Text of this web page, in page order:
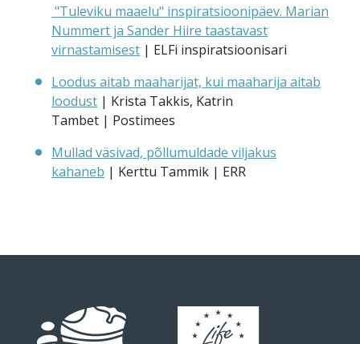
"Tuleviku maaelu" inspiratsioonipäev. Marian
Nummert ja Sander Hiire taastavast
virnastamisest | ELFi inspiratsioonisari
Loodus aitab maaharijat, kui maaharija aitab
loodust | Krista Takkis, Katrin
Tambet | Postimees
Mullad väsivad, põllumuldade viljakus
kahaneb | Kerttu Tammik | ERR